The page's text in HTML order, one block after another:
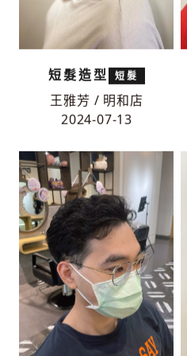
短髮造型 短髮
王雅芳 / 明和店